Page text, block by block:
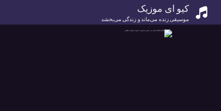
کیو ای موزیک
موسیقی زنده می‌ماند و زندگی می‌بخشد